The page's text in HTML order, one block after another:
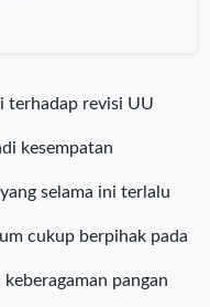
terhadap revisi UU
kesempatan
selama ini terlalu
cukup berpihak pada
pangan